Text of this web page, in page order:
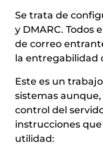
Se trata de
y DMARC. Todos
de correo
la entregabilidad
Este es un
sistemas
control del
instrucciones
utilidad: